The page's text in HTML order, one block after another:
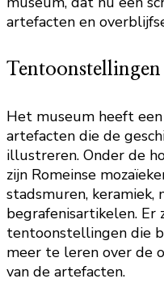
artefacten en
Het museum heeft
artefacten die de
illustreren. Onder de
zijn Romeinse
stadsmuren, keramiek,
begrafenisartikelen. Er
tentoonstellingen die
meer te leren over de
van de artefacten.